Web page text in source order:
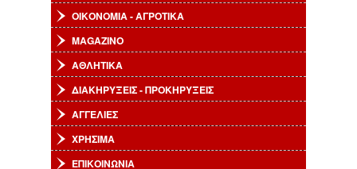
ΟΙΚΟΝΟΜΙΑ - ΑΓΡΟΤΙΚΑ
MAGAZINO
ΑΘΛΗΤΙΚΑ
ΔΙΑΚΗΡΥΞΕΙΣ - ΠΡΟΚΗΡΥΞΕΙΣ
ΑΓΓΕΛΙΕΣ
ΧΡΗΣΙΜΑ
ΕΠΙΚΟΙΝΩΝΙΑ